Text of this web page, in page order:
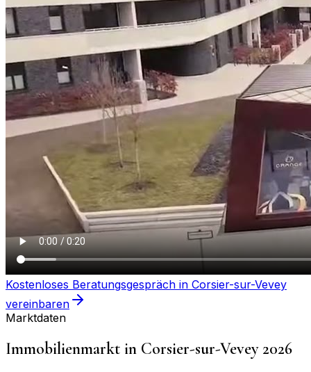
Kostenloses Beratungsgespräch in Corsier-sur-Vevey
vereinbaren
Marktdaten
Immobilienmarkt in Corsier-sur-Vevey 2026